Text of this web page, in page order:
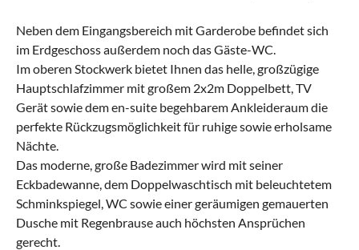
Neben dem Eingangsbereich mit Garderobe befindet sich
im Erdgeschoss außerdem noch das Gäste-WC.
Im oberen Stockwerk bietet Ihnen das helle, großzügige
Hauptschlafzimmer mit großem 2x2m Doppelbett, TV
Gerät sowie dem en-suite begehbarem Ankleideraum die
perfekte Rückzugsmöglichkeit für ruhige sowie erholsame
Nächte.
Das moderne, große Badezimmer wird mit seiner
Eckbadewanne, dem Doppelwaschtisch mit beleuchtetem
Schminkspiegel, WC sowie einer geräumigen gemauerten
Dusche mit Regenbrause auch höchsten Ansprüchen
gerecht.